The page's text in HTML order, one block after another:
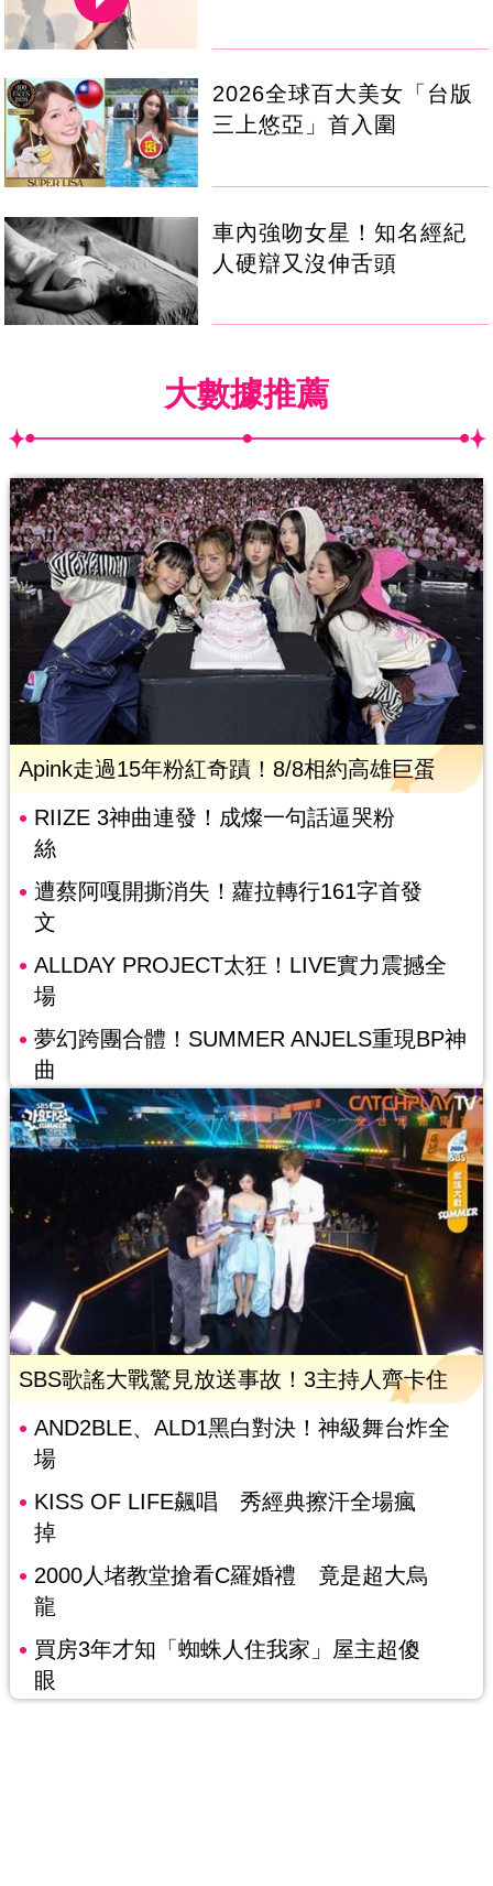
2026全球百大美女「台版
三上悠亞」首入圍
車內強吻女星！知名經紀
人硬辯又沒伸舌頭
大數據推薦
Apink走過15年粉紅奇蹟！8/8相約高雄巨蛋
RIIZE 3神曲連發！成燦一句話逼哭粉
絲
遭蔡阿嘎開撕消失！蘿拉轉行161字首發
文
ALLDAY PROJECT太狂！LIVE實力震撼全
場
夢幻跨團合體！SUMMER ANJELS重現BP神
曲
SBS歌謠大戰驚見放送事故！3主持人齊卡住
AND2BLE、ALD1黑白對決！神級舞台炸全
場
KISS OF LIFE飆唱 秀經典擦汗全場瘋
掉
2000人堵教堂搶看C羅婚禮 竟是超大烏
龍
買房3年才知「蜘蛛人住我家」屋主超傻
眼